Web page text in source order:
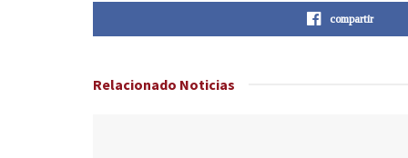
compartir
Relacionado Noticias